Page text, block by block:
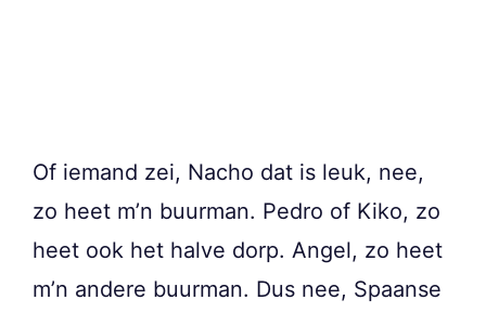
Of iemand zei, Nacho dat is leuk, nee,
zo heet m’n buurman. Pedro of Kiko, zo
heet ook het halve dorp. Angel, zo heet
m’n andere buurman. Dus nee, Spaanse